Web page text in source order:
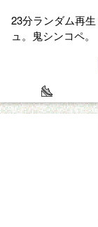
23分ランダム再生
ュ。鬼シンコペ。